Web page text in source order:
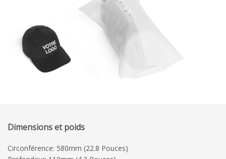
Dimensions et poids
Circonférence: 580mm (22.8 Pouces)